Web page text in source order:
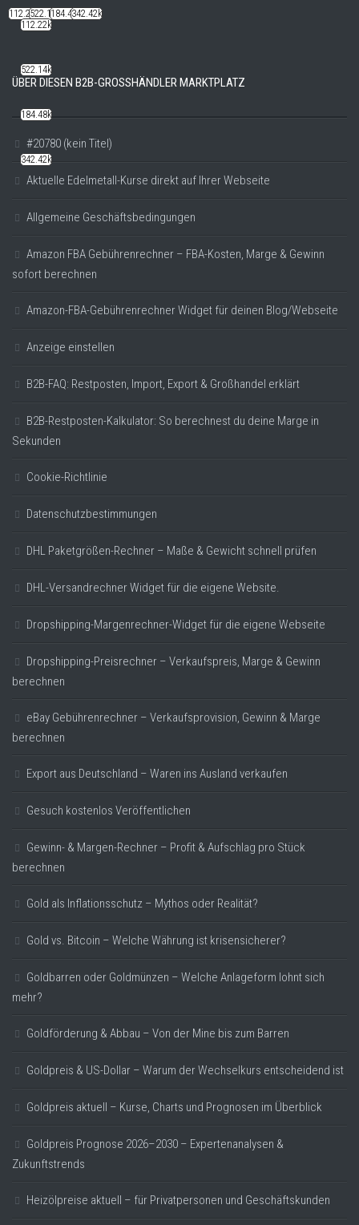
112.22k522.14k184.48k342.42k
ÜBER DIESEN B2B-GROSSHÄNDLER MARKTPLATZ
#20780 (kein Titel)
Aktuelle Edelmetall-Kurse direkt auf Ihrer Webseite
Allgemeine Geschäftsbedingungen
Amazon FBA Gebührenrechner – FBA-Kosten, Marge & Gewinn
sofort berechnen
Amazon-FBA-Gebührenrechner Widget für deinen Blog/Webseite
Anzeige einstellen
B2B-FAQ: Restposten, Import, Export & Großhandel erklärt
B2B-Restposten-Kalkulator: So berechnest du deine Marge in
Sekunden
Cookie-Richtlinie
Datenschutzbestimmungen
DHL Paketgrößen-Rechner – Maße & Gewicht schnell prüfen
DHL-Versandrechner Widget für die eigene Website.
Dropshipping-Margenrechner-Widget für die eigene Webseite
Dropshipping-Preisrechner – Verkaufspreis, Marge & Gewinn
berechnen
eBay Gebührenrechner – Verkaufsprovision, Gewinn & Marge
berechnen
Export aus Deutschland – Waren ins Ausland verkaufen
Gesuch kostenlos Veröffentlichen
Gewinn- & Margen-Rechner – Profit & Aufschlag pro Stück
berechnen
Gold als Inflationsschutz – Mythos oder Realität?
Gold vs. Bitcoin – Welche Währung ist krisensicherer?
Goldbarren oder Goldmünzen – Welche Anlageform lohnt sich
mehr?
Goldförderung & Abbau – Von der Mine bis zum Barren
Goldpreis & US-Dollar – Warum der Wechselkurs entscheidend ist
Goldpreis aktuell – Kurse, Charts und Prognosen im Überblick
Goldpreis Prognose 2026–2030 – Expertenanalysen &
Zukunftstrends
Heizölpreise aktuell – für Privatpersonen und Geschäftskunden
112.22k
522.14k
184.48k
342.42k